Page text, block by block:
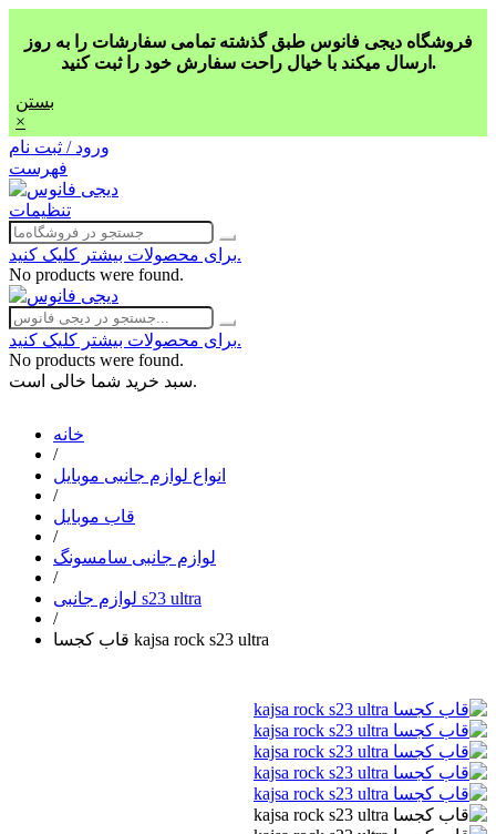
فروشگاه دیجی فانوس طبق گذشته تمامی سفارشات را به روز
ارسال میکند با خیال راحت سفارش خود را ثبت کنید.
بستن
×
ورود / ثبت نام
فهرست
تنظیمات
برای محصولات بیشتر کلیک کنید.
No products were found.
برای محصولات بیشتر کلیک کنید.
No products were found.
سبد خرید شما خالی است.
خانه
/
انواع لوازم جانبی موبایل
/
قاب موبایل
/
لوازم جانبی سامسونگ
/
لوازم جانبی s23 ultra
/
قاب کجسا kajsa rock s23 ultra